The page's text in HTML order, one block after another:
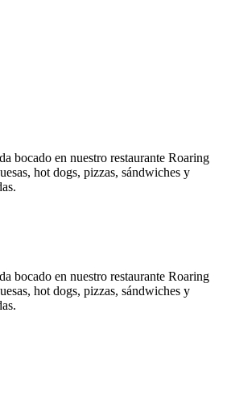
bocado en nuestro restaurante Roaring
hot dogs, pizzas, sándwiches y
bocado en nuestro restaurante Roaring
hot dogs, pizzas, sándwiches y